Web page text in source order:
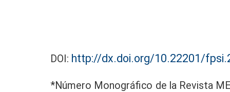
DOI: http://dx.doi.org/10.22201/
*Número Monográfico de la Revista